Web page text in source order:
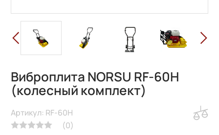
Виброплита NORSU RF-60H
(колесный комплект)
(0)
Артикул: RF-60H